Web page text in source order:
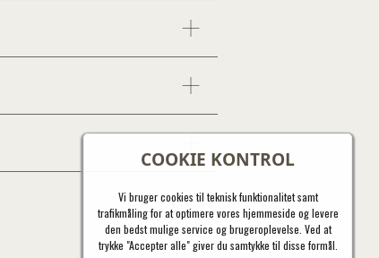
COOKIE KONTROL
Vi bruger cookies til teknisk funktionalitet samt
trafikmåling for at optimere vores hjemmeside og levere
den bedst mulige service og brugeroplevelse. Ved at
trykke "Accepter alle" giver du samtykke til disse formål.